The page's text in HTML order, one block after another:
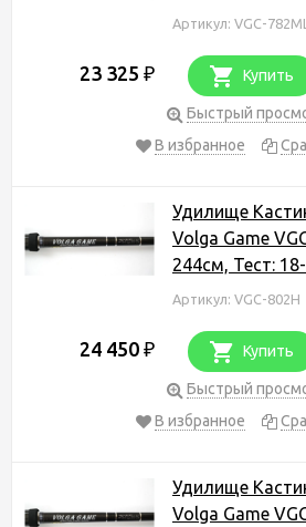
Артикул: VGC-782ML
23 325 ₽ Купить
Быстрый
В избранное
Удилище
Volga Game
244см, Тест:
Артикул: VGC-802H
24 450 ₽ Купить
Быстрый
В избранное
Удилище
Volga Game